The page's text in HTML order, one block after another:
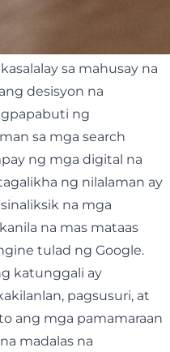
sa mahusay na
desisyon na
ng
sa mga search
ng mga digital na
ng nilalaman ay
na mga
na mas mataas
tulad ng Google.
katunggali ay
pagsusuri, at
ang mga pamamaraan
madalas na